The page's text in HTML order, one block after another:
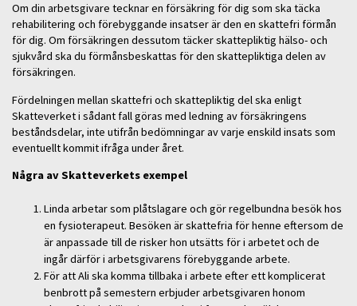
Om din arbetsgivare tecknar en försäkring för dig som ska täcka
rehabilitering och förebyggande insatser är den en skattefri förmån
för dig. Om försäkringen dessutom täcker skattepliktig hälso- och
sjukvård ska du förmånsbeskattas för den skattepliktiga delen av
försäkringen.
Fördelningen mellan skattefri och skattepliktig del ska enligt
Skatteverket i sådant fall göras med ledning av försäkringens
beståndsdelar, inte utifrån bedömningar av varje enskild insats som
eventuellt kommit ifråga under året.
Några av Skatteverkets exempel
Linda arbetar som plåtslagare och gör regelbundna besök hos
en fysioterapeut. Besöken är skattefria för henne eftersom de
är anpassade till de risker hon utsätts för i arbetet och de
ingår därför i arbetsgivarens förebyggande arbete.
För att Ali ska komma tillbaka i arbete efter ett komplicerat
benbrott på semestern erbjuder arbetsgivaren honom